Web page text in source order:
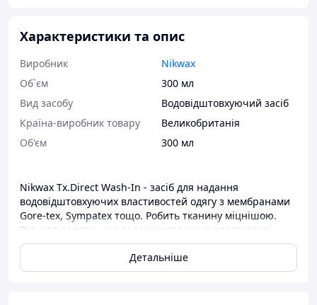
Характеристики та опис
Виробник
Nikwax
Об`єм
300 мл
Вид засобу
Водовідштовхуючий засіб
Країна-виробник товару
Великобританія
Об'єм
300 мл
Nikwax Tx.Direct Wash-In - засіб для надання
водовідштовхуючих властивостей одягу з мембранами
Gore-tex, Sympatex тощо. Робить тканину міцнішою.
Відновлює втрачені водовідштовхуючі властивості
пошкодженого шару та зберігає дихаючі властивості.
Особливості водовідштовхуючого
Детальніше